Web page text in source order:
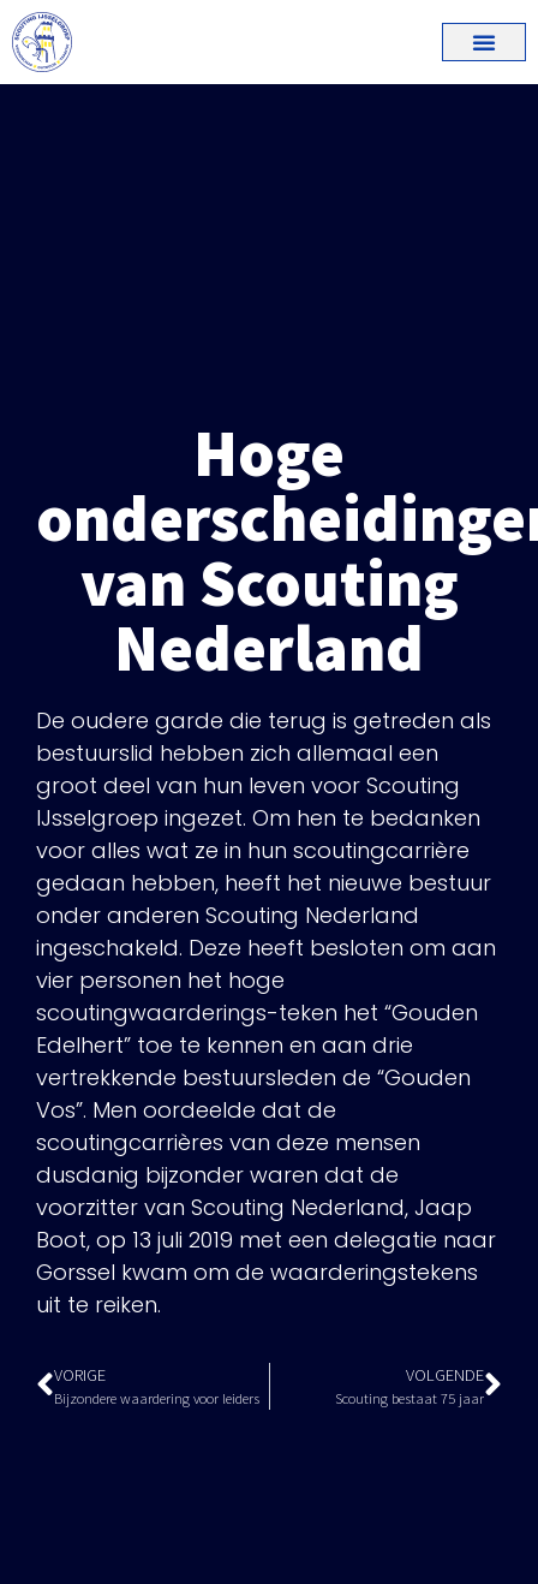
Hoge
van Scouting
Nederland
De oudere garde die terug is getreden als
bestuurslid hebben zich allemaal een
groot deel van hun leven voor Scouting
IJsselgroep ingezet. Om hen te bedanken
voor alles wat ze in hun scoutingcarrière
gedaan hebben, heeft het nieuwe bestuur
onder anderen Scouting Nederland
ingeschakeld. Deze heeft besloten om aan
vier personen het hoge
scoutingwaarderings-teken het “Gouden
Edelhert” toe te kennen en aan drie
vertrekkende bestuursleden de “Gouden
Vos”. Men oordeelde dat de
scoutingcarrières van deze mensen
dusdanig bijzonder waren dat de
voorzitter van Scouting Nederland, Jaap
Boot, op 13 juli 2019 met een delegatie naar
Gorssel kwam om de waarderingstekens
uit te reiken.
VORIGE
Bijzondere waardering voor leiders
VOLGENDE
Scouting bestaat 75 jaar